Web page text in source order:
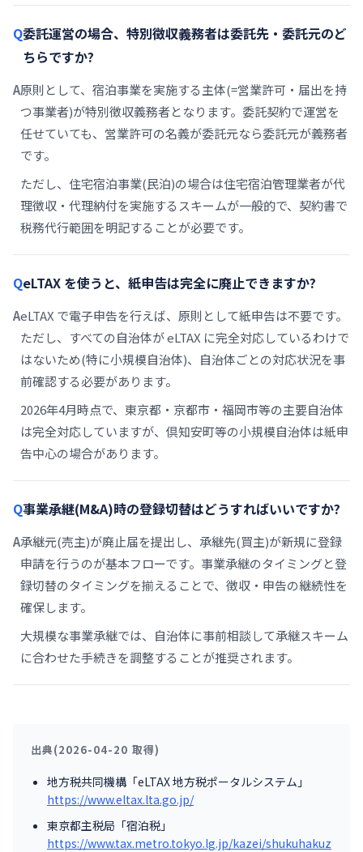
委託運営の場合、特別徴収義務者は委託先・委託元のど
ちらですか?
原則として、宿泊事業を実施する主体(=営業許可・届出を持
つ事業者)が特別徴収義務者となります。委託契約で運営を
任せていても、営業許可の名義が委託元なら委託元が義務者
です。
ただし、住宅宿泊事業(民泊)の場合は住宅宿泊管理業者が代
理徴収・代理納付を実施するスキームが一般的で、契約書で
税務代行範囲を明記することが必要です。
eLTAX を使うと、紙申告は完全に廃止できますか?
eLTAX で電子申告を行えば、原則として紙申告は不要です。
ただし、すべての自治体が eLTAX に完全対応しているわけで
はないため(特に小規模自治体)、自治体ごとの対応状況を事
前確認する必要があります。
2026年4月時点で、東京都・京都市・福岡市等の主要自治体
は完全対応していますが、倶知安町等の小規模自治体は紙申
告中心の場合があります。
事業承継(M&A)時の登録切替はどうすればいいですか?
承継元(売主)が廃止届を提出し、承継先(買主)が新規に登録
申請を行うのが基本フローです。事業承継のタイミングと登
録切替のタイミングを揃えることで、徴収・申告の継続性を
確保します。
大規模な事業承継では、自治体に事前相談して承継スキーム
に合わせた手続きを調整することが推奨されます。
出典(2026-04-20 取得)
地方税共同機構「eLTAX 地方税ポータルシステム」
https://www.eltax.lta.go.jp/
東京都主税局「宿泊税」
https://www.tax.metro.tokyo.lg.jp/kazei/shukuhakuz